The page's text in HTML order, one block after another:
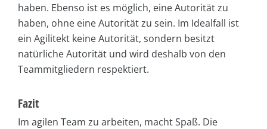
haben. Ebenso ist es möglich, eine Autorität zu
haben, ohne eine Autorität zu sein. Im Idealfall ist
ein Agilitekt keine Autorität, sondern besitzt
natürliche Autorität und wird deshalb von den
Teammitgliedern respektiert.
Fazit
Im agilen Team zu arbeiten, macht Spaß. Die